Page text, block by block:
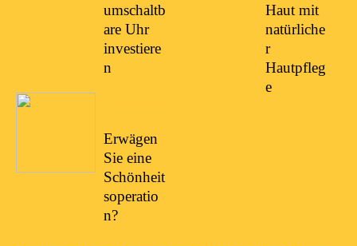
umschaltb
are Uhr
investiere
n
Erwägen
Sie eine
Schönheit
soperatio
n?
Haut mit
natürliche
r
Hautpfleg
e